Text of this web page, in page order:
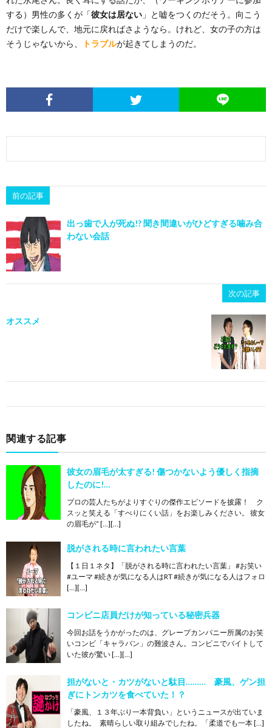
する）男性の多くが「彼女は居ない 」と嘘をつくのだそう。向こう
だけで楽しんで、地元に戻ればさようなら。けれど、女の子の方は
そうじゃないから、
トラブルが起きてしまうのだ。
前の記事
出っ歯で人が死ぬ!? 聞き間違いがひどすぎる噛み合
わない会話
次の記事
オススメ
関連する記事
彼女の眉毛が太すぎる! 傷つかないよう優しく指摘
したのに!…
プロの芸人たちがよりすぐりの傑作エピソードを披露！ ク
スッと笑える「すべりにくい話」をお楽しみください。 彼女
の眉毛が“ […][…]
脱がされる時に言われたい言葉
【１日１ネタ】「脱がされる時に言われたい言葉」 #お笑い
#ユーマ #続きが気になる人はRT #続きが気になる人はフォロ
[…][…]
コンビニ店員だけが知っている秘密兵器
今回お話をうかがったのは、グレープカンパニー所属のお笑
いコンビ「キャラバン」の難波さん。コンビニでバイトして
いた彼が驚い […][…]
担がないと・カツがないと駄目……… 豪風、ゲン担
ぎにトンカツを食べていた！？
「豪風、１３年ぶり一本背負い」というニュースが出ていま
したね。 素晴らしい取り組みでしたね。「柔道でも一本 […]